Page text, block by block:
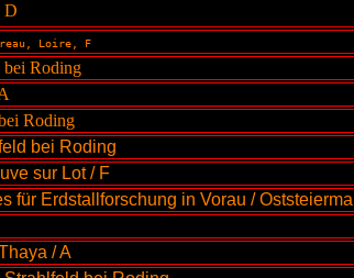
D
Loire, F
bei Roding
Roding
bei Roding
sur Lot / F
für Erdstallforschung in Vorau /
/ A